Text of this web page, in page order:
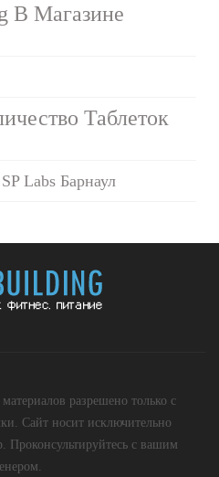
В Магазине
Таблеток
Labs Барнаул
разрешено только с
Сайт носит исключительно
Проконсультируйтесь с вашим